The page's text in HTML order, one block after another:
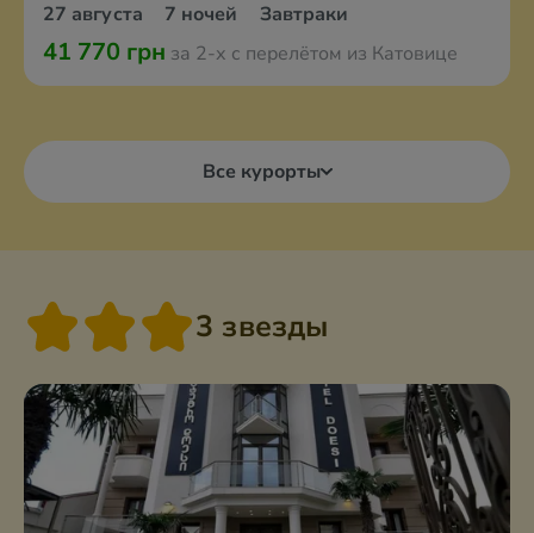
27 августа 7 ночей Завтраки
41 770 грн за 2-х с перелётом из Катовице
Все курорты
3 звезды